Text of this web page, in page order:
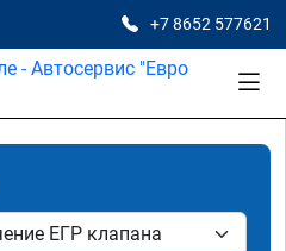
+7 8652 577621